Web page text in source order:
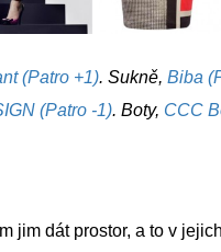
(Patro +1). Sukně, Biba
(Patro -1). Boty, CCC
jim dát prostor, a to v